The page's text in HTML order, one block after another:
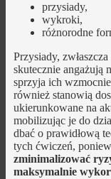
przysiady,
wykroki,
różnorodne
Przysiady,
skutecznie angażują
sprzyja ich
również stanowią
ukierunkowane na
mobilizując je do
dbać o prawidłową
tych ćwiczeń,
zminimalizować
maksymalnie